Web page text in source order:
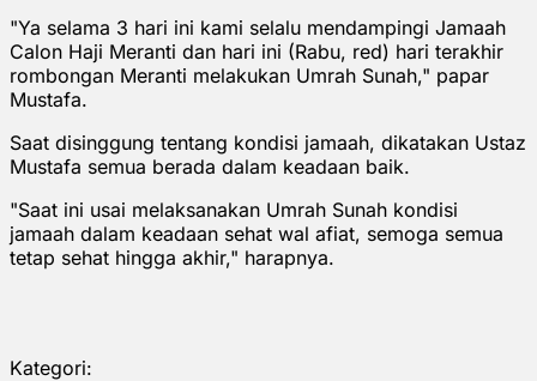
"Ya selama 3 hari ini kami selalu mendampingi Jamaah
Calon Haji Meranti dan hari ini (Rabu, red) hari terakhir
rombongan Meranti melakukan Umrah Sunah," papar
Mustafa.
Saat disinggung tentang kondisi jamaah, dikatakan Ustaz
Mustafa semua berada dalam keadaan baik.
"Saat ini usai melaksanakan Umrah Sunah kondisi
jamaah dalam keadaan sehat wal afiat, semoga semua
tetap sehat hingga akhir," harapnya.
Kategori: